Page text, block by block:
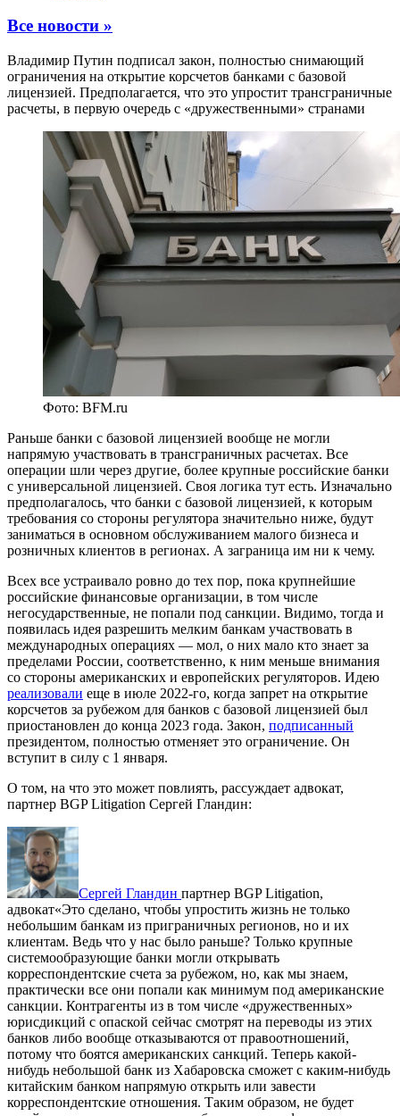
Все новости »
Владимир Путин подписал закон, полностью снимающий
ограничения на открытие корсчетов банками с базовой
лицензией. Предполагается, что это упростит трансграничные
расчеты, в первую очередь с «дружественными» странами
Фото: BFM.ru
Раньше банки с базовой лицензией вообще не могли
напрямую участвовать в трансграничных расчетах. Все
операции шли через другие, более крупные российские банки
с универсальной лицензией. Своя логика тут есть. Изначально
предполагалось, что банки с базовой лицензией, к которым
требования со стороны регулятора значительно ниже, будут
заниматься в основном обслуживанием малого бизнеса и
розничных клиентов в регионах. А заграница им ни к чему.
Всех все устраивало ровно до тех пор, пока крупнейшие
российские финансовые организации, в том числе
негосударственные, не попали под санкции. Видимо, тогда и
появилась идея разрешить мелким банкам участвовать в
международных операциях — мол, о них мало кто знает за
пределами России, соответственно, к ним меньше внимания
со стороны американских и европейских регуляторов. Идею
реализовали еще в июле 2022-го, когда запрет на открытие
корсчетов за рубежом для банков с базовой лицензией был
приостановлен до конца 2023 года. Закон, подписанный
президентом, полностью отменяет это ограничение. Он
вступит в силу с 1 января.
О том, на что это может повлиять, рассуждает адвокат,
партнер BGP Litigation Сергей Гландин:
Сергей Гландин партнер BGP Litigation,
адвокат«Это сделано, чтобы упростить жизнь не только
небольшим банкам из приграничных регионов, но и их
клиентам. Ведь что у нас было раньше? Только крупные
системообразующие банки могли открывать
корреспондентские счета за рубежом, но, как мы знаем,
практически все они попали как минимум под американские
санкции. Контрагенты из в том числе «дружественных»
юрисдикций с опаской сейчас смотрят на переводы из этих
банков либо вообще отказываются от правоотношений,
потому что боятся американских санкций. Теперь какой-
нибудь небольшой банк из Хабаровска сможет с каким-нибудь
китайским банком напрямую открыть или завести
корреспондентские отношения. Таким образом, не будет